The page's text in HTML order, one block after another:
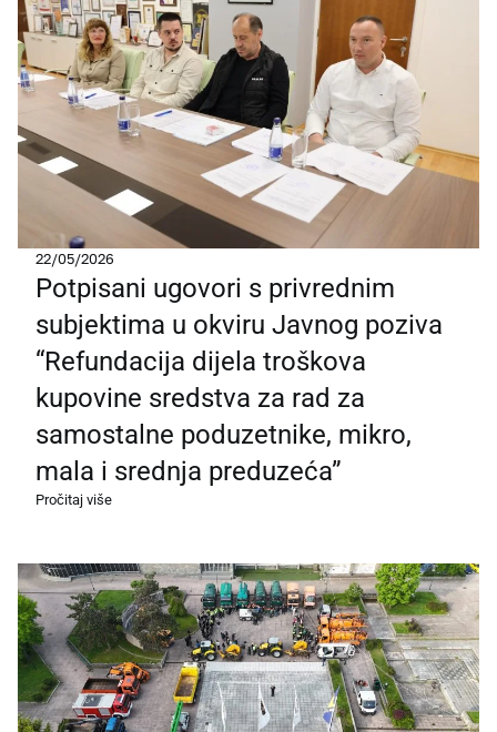
22/05/2026
Potpisani ugovori s privrednim
subjektima u okviru Javnog poziva
“Refundacija dijela troškova
kupovine sredstva za rad za
samostalne poduzetnike, mikro,
mala i srednja preduzeća”
Pročitaj više